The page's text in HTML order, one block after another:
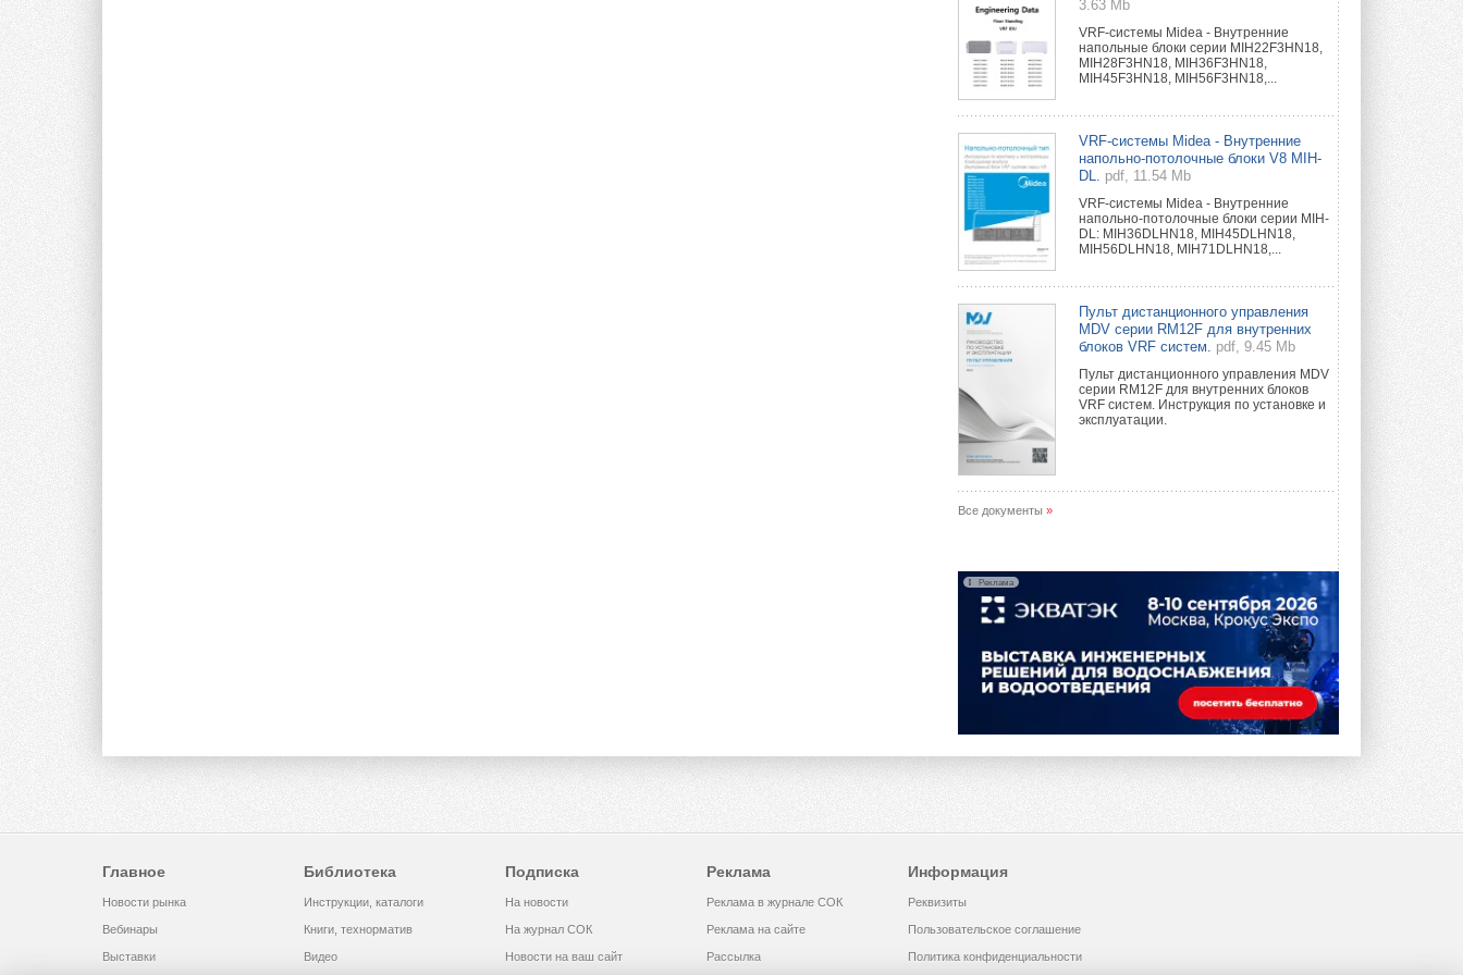
3.63 Mb
VRF-системы Midea - Внутренние
напольные блоки серии MIH22F3HN18,
MIH28F3HN18, MIH36F3HN18,
MIH45F3HN18, MIH56F3HN18,...
VRF-системы Midea - Внутренние
напольно-потолочные блоки V8 MIH-
DL.
pdf, 11.54 Mb
VRF-системы Midea - Внутренние
напольно-потолочные блоки серии MIH-
DL: MIH36DLHN18, MIH45DLHN18,
MIH56DLHN18, MIH71DLHN18,...
Пульт дистанционного управления
MDV серии RM12F для внутренних
блоков VRF систем.
pdf, 9.45 Mb
Пульт дистанционного управления MDV
серии RM12F для внутренних блоков
VRF систем. Инструкция по установке и
эксплуатации.
Все документы »
Реклама
Главное
Новости рынка
Вебинары
Выставки
Библиотека
Инструкции, каталоги
Книги, технорматив
Видео
Подписка
На новости
На журнал СОК
Новости на ваш сайт
Реклама
Реклама в журнале СОК
Реклама на сайте
Рассылка
Информация
Реквизиты
Пользовательское соглашение
Политика конфиденциальности